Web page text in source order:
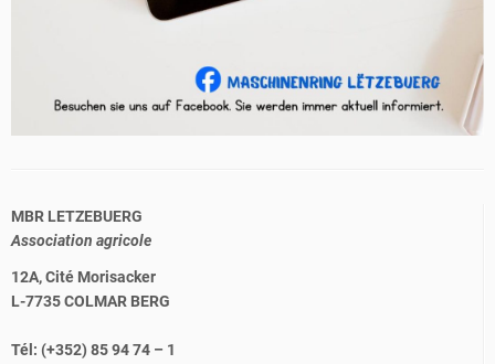
MBR LETZEBUERG
Association agricole
12A, Cité Morisacker
L-7735 COLMAR BERG
Tél: (+352) 85 94 74 – 1